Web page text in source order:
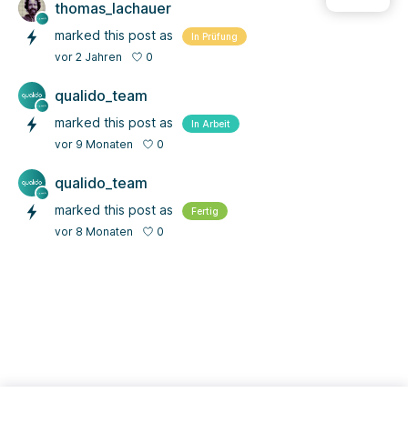
thomas_lachauer
marked this post as In Prüfung
vor 2 Jahren 0
qualido_team
marked this post as In Arbeit
vor 9 Monaten 0
qualido_team
marked this post as Fertig
vor 8 Monaten 0